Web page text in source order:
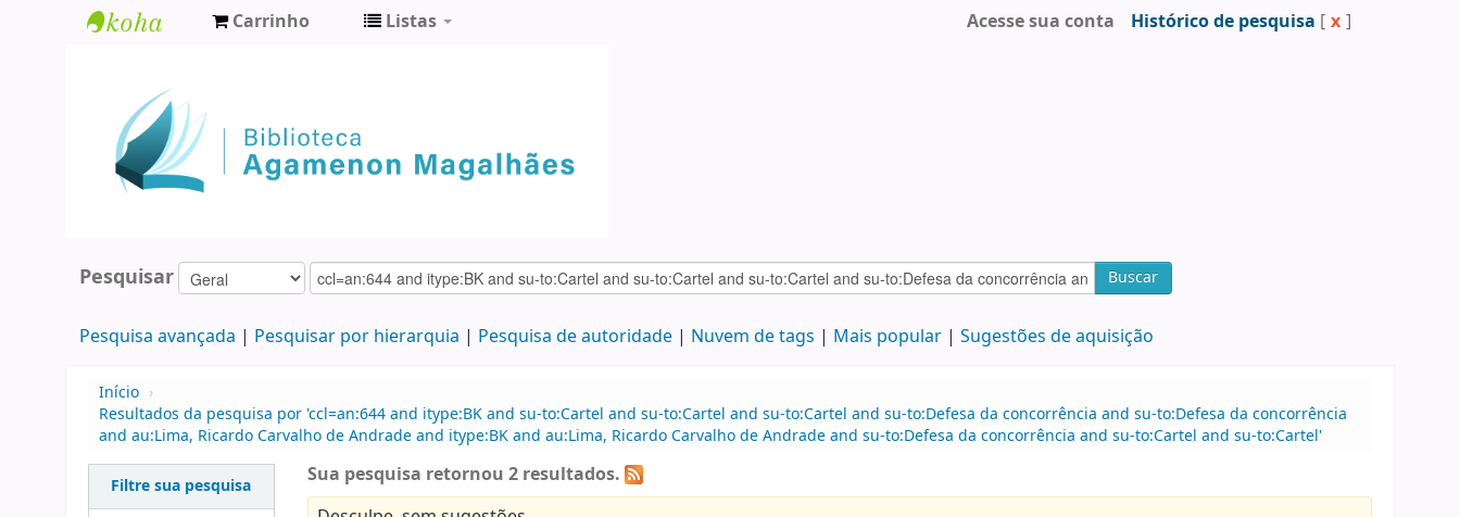
Agamenon
Magalhães
Carrinho Listas Acesse sua conta Histórico de pesquisa [ x ]
Pesquisar Buscar
Pesquisa avançada Pesquisar por hierarquia Pesquisa de autoridade Nuvem de tags Mais popular Sugestões de aquisição
Início ›
Resultados da pesquisa por 'ccl=an:644 and itype:BK and su-to:Cartel and su-to:Cartel and su-to:Cartel and su-to:Defesa da concorrência and su-to:Defesa da concorrência
and au:Lima, Ricardo Carvalho de Andrade and itype:BK and au:Lima, Ricardo Carvalho de Andrade and su-to:Defesa da concorrência and su-to:Cartel and su-to:Cartel'
Filtre sua pesquisa
Sua pesquisa retornou 2 resultados.